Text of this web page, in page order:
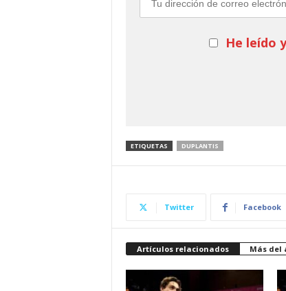
He leído
ETIQUETAS DUPLANTIS
Twitter Facebook
Artículos relacionados Más del